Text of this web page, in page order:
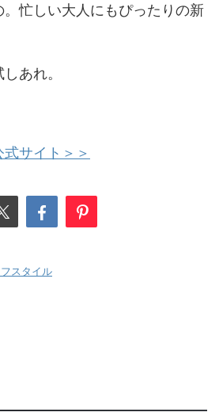
忙しい大人にもぴったりの新
あれ。
サイト＞＞
スタイル